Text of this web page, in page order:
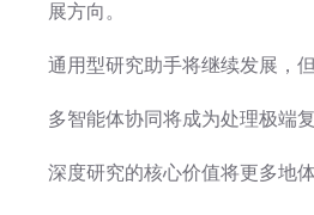
展方向。
通用型研究助手将继续发展，
多智能体协同将成为处理极端
深度研究的核心价值将更多地